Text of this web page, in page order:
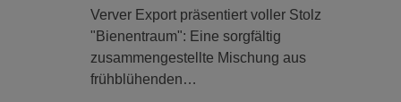
Verver Export präsentiert voller Stolz
"Bienentraum": Eine sorgfältig
zusammengestellte Mischung aus
frühblühenden…